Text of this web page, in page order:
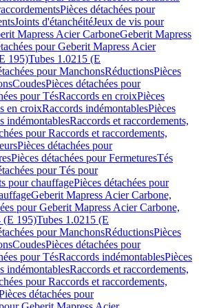
Pièces détachées pour
Joints d'étanchéitéJeux de vis pour
Mapress Acier CarboneGeberit Mapress
pour Geberit Mapress Acier
195)Tubes 1.0215 (E
pour ManchonsRéductionsPièces
CoudesPièces détachées pour
pour TésRaccords en croixPièces
en croixRaccords indémontablesPièces
indémontablesRaccords et raccordements,
pour Raccords et raccordements,
Pièces détachées pour
Pièces détachées pour FermeturesTés
pour Tés pour
pour chauffagePièces détachées pour
Geberit Mapress Acier Carbone,
pour Geberit Mapress Acier Carbone,
(E 195)Tubes 1.0215 (E
pour ManchonsRéductionsPièces
CoudesPièces détachées pour
pour TésRaccords indémontablesPièces
indémontablesRaccords et raccordements,
pour Raccords et raccordements,
détachées pour